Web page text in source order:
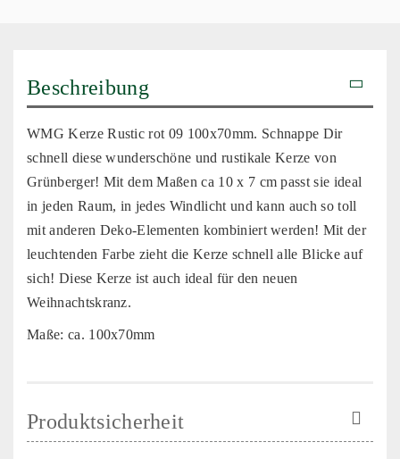
Beschreibung
WMG Kerze Rustic rot 09 100x70mm. Schnappe Dir
schnell diese wunderschöne und rustikale Kerze von
Grünberger! Mit dem Maßen ca 10 x 7 cm passt sie ideal
in jeden Raum, in jedes Windlicht und kann auch so toll
mit anderen Deko-Elementen kombiniert werden! Mit der
leuchtenden Farbe zieht die Kerze schnell alle Blicke auf
sich! Diese Kerze ist auch ideal für den neuen
Weihnachtskranz.
Maße: ca. 100x70mm
Produktsicherheit